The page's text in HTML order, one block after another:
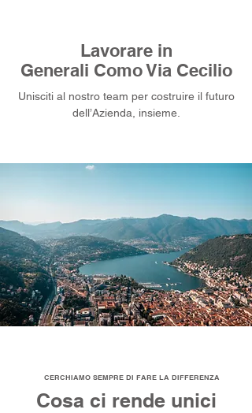
Lavorare in
Generali Como Via Cecilio
Unisciti al nostro team per costruire il futuro
dell’Azienda, insieme.
CERCHIAMO SEMPRE DI FARE LA DIFFERENZA
Cosa ci rende unici